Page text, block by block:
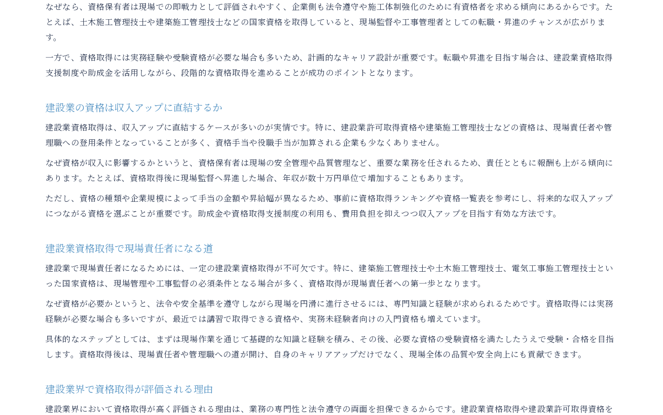
建設業資格取得に最適な勉強スケジュール作成法
建設業資格合格へ導く学習計画の立て方
建設業資格取得に役立つ自己管理法
建設業資格の合格率を高める勉強法
建設業資格マニアが選ぶ注目資格を解説
建設業資格ランキングで見る取得優先度
建設業で注目される資格一覧の見方
建設業現場で有利な資格と取得方法
実務経験なしで取れる建設業資格の選び方
建設業で実務経験不要の資格一覧を解説
建設業資格取得に必要な条件とポイント
建設業で初心者が選ぶべき資格のコツ
建設業資格取得助成金や講習情報を活用しよう
建設業資格取得助成金で学費負担を軽減
建設業資格取得のための講習内容を解説
建設業資格取得支援を賢く利用する方法
なぜなら、資格保有者は現場での即戦力として評価されやすく、企業側も法令遵守や施工体制強化のために有資格者を求める傾向にあるからです。た
とえば、土木施工管理技士や建築施工管理技士などの国家資格を取得していると、現場監督や工事管理者としての転職・昇進のチャンスが広がりま
す。
一方で、資格取得には実務経験や受験資格が必要な場合も多いため、計画的なキャリア設計が重要です。転職や昇進を目指す場合は、建設業資格取得
支援制度や助成金を活用しながら、段階的な資格取得を進めることが成功のポイントとなります。
建設業の資格は収入アップに直結するか
建設業資格取得は、収入アップに直結するケースが多いのが実情です。特に、建設業許可取得資格や建築施工管理技士などの資格は、現場責任者や管
理職への登用条件となっていることが多く、資格手当や役職手当が加算される企業も少なくありません。
なぜ資格が収入に影響するかというと、資格保有者は現場の安全管理や品質管理など、重要な業務を任されるため、責任とともに報酬も上がる傾向に
あります。たとえば、資格取得後に現場監督へ昇進した場合、年収が数十万円単位で増加することもあります。
ただし、資格の種類や企業規模によって手当の金額や昇給幅が異なるため、事前に資格取得ランキングや資格一覧表を参考にし、将来的な収入アップ
につながる資格を選ぶことが重要です。助成金や資格取得支援制度の利用も、費用負担を抑えつつ収入アップを目指す有効な方法です。
建設業資格取得で現場責任者になる道
建設業で現場責任者になるためには、一定の建設業資格取得が不可欠です。特に、建築施工管理技士や土木施工管理技士、電気工事施工管理技士とい
った国家資格は、現場管理や工事監督の必須条件となる場合が多く、資格取得が現場責任者への第一歩となります。
なぜ資格が必要かというと、法令や安全基準を遵守しながら現場を円滑に進行させるには、専門知識と経験が求められるためです。資格取得には実務
経験が必要な場合も多いですが、最近では講習で取得できる資格や、実務未経験者向けの入門資格も増えています。
具体的なステップとしては、まずは現場作業を通じて基礎的な知識と経験を積み、その後、必要な資格の受験資格を満たしたうえで受験・合格を目指
します。資格取得後は、現場責任者や管理職への道が開け、自身のキャリアアップだけでなく、現場全体の品質や安全向上にも貢献できます。
建設業界で資格取得が評価される理由
建設業界において資格取得が高く評価される理由は、業務の専門性と法令遵守の両面を担保できるからです。建設業資格取得や建設業許可取得資格を